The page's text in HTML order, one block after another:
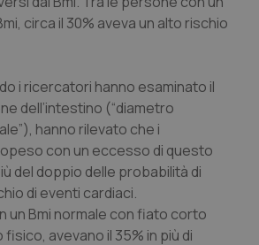
Nutrizione
circa il 30% aveva un alto rischio
i ricercatori hanno esaminato il
dell’intestino (“diametro
hanno rilevato che i
con un eccesso di questo
del doppio delle probabilità di
di eventi cardiaci.
un Bmi normale con fiato corto
avevano il 35% in più di